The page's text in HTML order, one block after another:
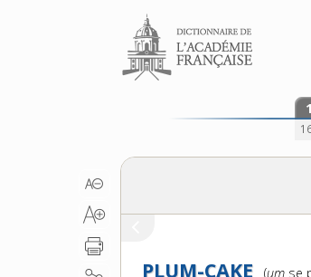
Aller au contenu
1
PLUM-CAKE (um se